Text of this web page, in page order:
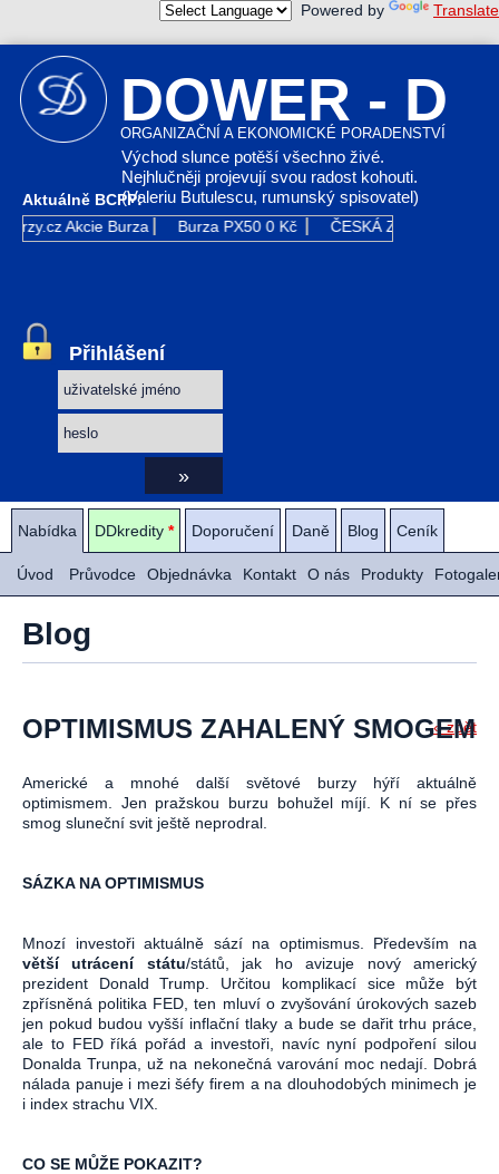
Powered by Translate
DOWER - D
ORGANIZAČNÍ A EKONOMICKÉ PORADENSTVÍ
Východ slunce potěší všechno živé.
Nejhlučněji projevují svou radost kohouti.
(Valeriu Butulescu, rumunský spisovatel)
Aktuálně BCPP:
Akcie Burza Burza PX50 0 Kč ČESKÁ ZBROJOVKA GR
Přihlášení
Nabídka DDkredity * Doporučení Daně Blog Ceník
Úvod Průvodce Objednávka Kontakt O nás Produkty
Blog
OPTIMISMUS ZAHALENÝ SMOGEM
« zpět
Americké a mnohé další světové burzy hýří aktuálně
optimismem. Jen pražskou burzu bohužel míjí. K ní se přes
smog sluneční svit ještě neprodral.
SÁZKA NA OPTIMISMUS
Mnozí investoři aktuálně sází na optimismus. Především na
větší utrácení státu/států, jak ho avizuje nový americký
prezident Donald Trump. Určitou komplikací sice může být
zpřísněná politika FED, ten mluví o zvyšování úrokových sazeb
jen pokud budou vyšší inflační tlaky a bude se dařit trhu práce,
ale to FED říká pořád a investoři, navíc nyní podpoření silou
Donalda Trunpa, už na nekonečná varování moc nedají. Dobrá
nálada panuje i mezi šéfy firem a na dlouhodobých minimech je
i index strachu VIX.
CO SE MŮŽE POKAZIT?